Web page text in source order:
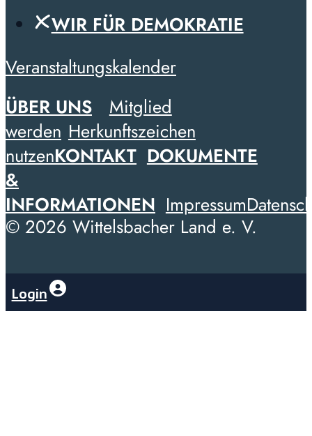
WIR FÜR DEMOKRATIE
Veranstaltungskalender
ÜBER UNS
Mitglied
werden Herkunftszeichen
nutzenKONTAKT DOKUMENTE
&
INFORMATIONEN Impressum
© 2026 Wittelsbacher Land e. V.
Login